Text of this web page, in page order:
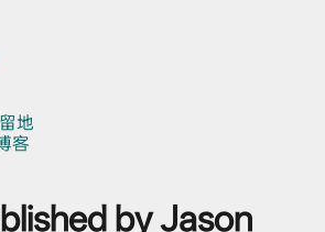
地
客
by Jason